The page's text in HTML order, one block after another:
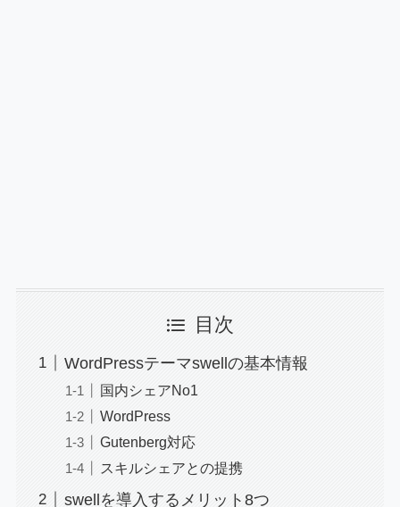
目次
WordPressテーマswellの基本情報
国内シェアNo1
WordPress
Gutenberg対応
スキルシェアとの提携
swellを導入するメリット8つ